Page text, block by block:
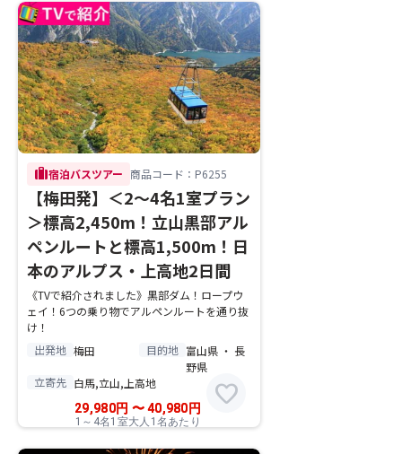
trip宿泊バスツアー 商品コード：P6255
【梅田発】＜2～4名1室プラン
＞標高2,450m！立山黒部アル
ペンルートと標高1,500m！日
本のアルプス・上高地2日間
《TVで紹介されました》黒部ダム！ロープウ
ェイ！6つの乗り物でアルペンルートを通り抜
け！
出発地 梅田 目的地 富山県 ・ 長
野県
立寄先 白馬,立山,上高地
29,980円 〜40,980 円
1～4名1室大人1名あたり
favorite